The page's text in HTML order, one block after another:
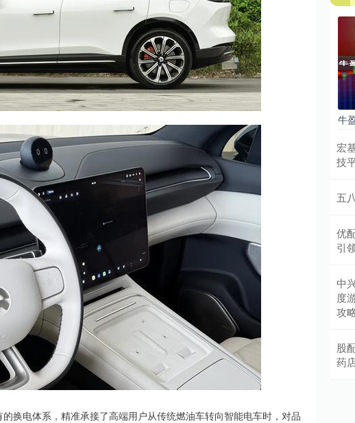
换电体系，精准承接了高端用户从传统燃油车转向智能电车时，对品
牛
宏
技
五
优
引
中
度
攻
股
药